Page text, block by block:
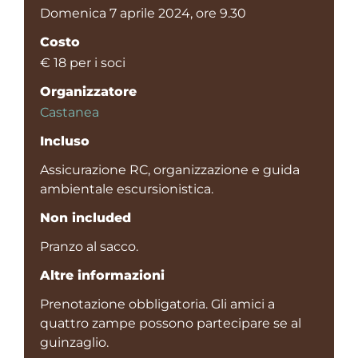
Domenica 7 aprile 2024, ore 9.30
Costo
€ 18 per i soci
Organizzatore
Castanea
Incluso
Assicurazione RC, organizzazione e guida
ambientale escursionistica.
Non included
Pranzo al sacco.
Altre informazioni
Prenotazione obbligatoria. Gli amici a
quattro zampe possono partecipare se al
guinzaglio.